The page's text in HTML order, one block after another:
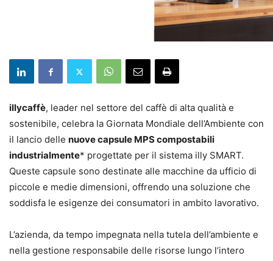
illycaffè, leader nel settore del caffè di alta qualità e
sostenibile, celebra la Giornata Mondiale dell’Ambiente con
il lancio delle nuove capsule MPS compostabili
industrialmente* progettate per il sistema illy SMART.
Queste capsule sono destinate alle macchine da ufficio di
piccole e medie dimensioni, offrendo una soluzione che
soddisfa le esigenze dei consumatori in ambito lavorativo.
L’azienda, da tempo impegnata nella tutela dell’ambiente e
nella gestione responsabile delle risorse lungo l’intero